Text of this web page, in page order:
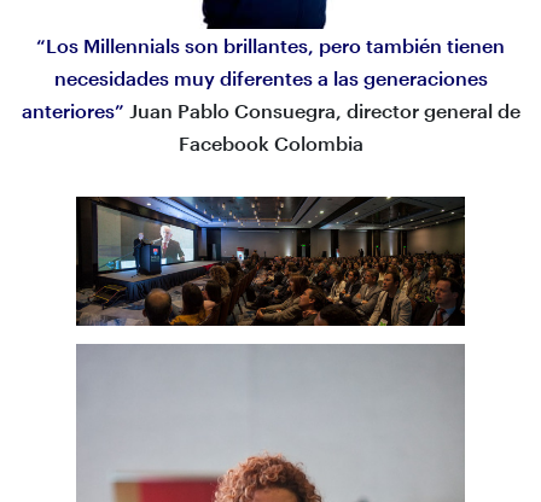
“Los Millennials son brillantes, pero también tienen
necesidades muy diferentes a las generaciones
anteriores” Juan Pablo Consuegra, director general de
Facebook Colombia